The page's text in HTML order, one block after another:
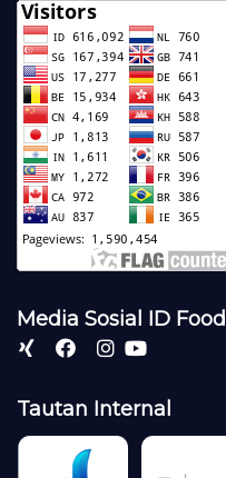
Media Sosial ID Food
Tautan Internal